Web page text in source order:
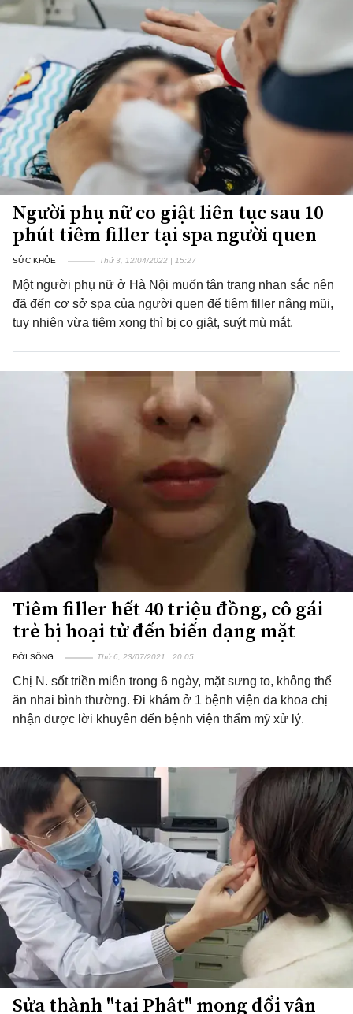
Người phụ nữ co giật liên tục sau 10
phút tiêm filler tại spa người quen
SỨC KHỎE Thứ 3, 12/04/2022 | 15:27
Một người phụ nữ ở Hà Nội muốn tân trang nhan sắc nên
đã đến cơ sở spa của người quen để tiêm filler nâng mũi,
tuy nhiên vừa tiêm xong thì bị co giật, suýt mù mắt.
Tiêm filler hết 40 triệu đồng, cô gái
trẻ bị hoại tử đến biến dạng mặt
ĐỜI SỐNG Thứ 6, 23/07/2021 | 20:05
Chị N. sốt triền miên trong 6 ngày, mặt sưng to, không thể
ăn nhai bình thường. Đi khám ở 1 bệnh viện đa khoa chị
nhận được lời khuyên đến bệnh viện thẩm mỹ xử lý.
Sửa thành "tai Phật" mong đổi vận